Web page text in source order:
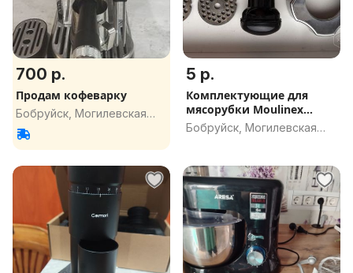
700 р.
Продам кофеварку
Бобруйск, Могилевская
обл.
5 р.
Комплектующие для
мясорубки Moulinex
Redmond СССР
Бобруйск, Могилевская